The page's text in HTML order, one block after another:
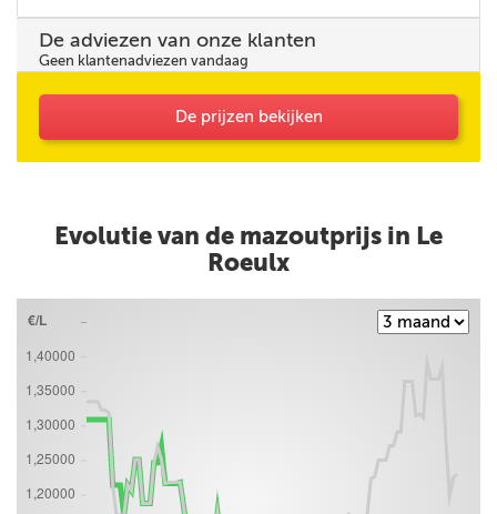
De adviezen van onze klanten
Geen klantenadviezen vandaag
De prijzen bekijken
Evolutie van de mazoutprijs in Le
Roeulx